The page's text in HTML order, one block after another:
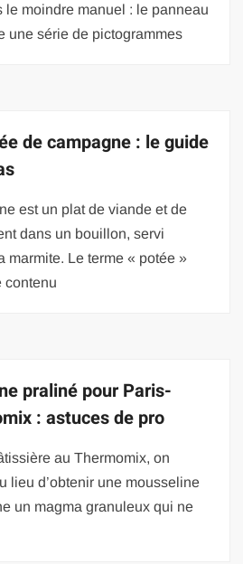
le moindre manuel : le panneau
une série de pictogrammes
de campagne : le guide
est un plat de viande et de
dans un bouillon, servi
marmite. Le terme « potée »
contenu
praliné pour Paris-
: astuces de pro
au Thermomix, on
lieu d’obtenir une mousseline
un magma granuleux qui ne